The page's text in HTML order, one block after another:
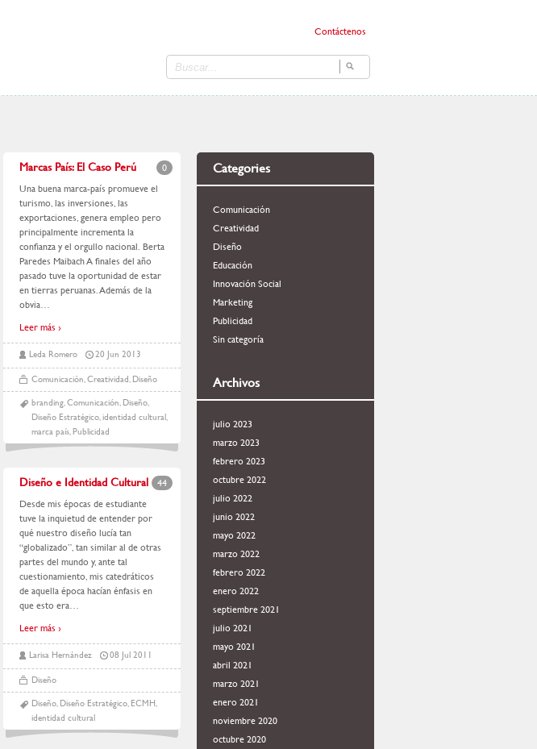
Contáctenos
Categories
Comunicación
Creatividad
Diseño
Educación
Innovación Social
Marketing
Publicidad
Sin categoría
Archivos
julio 2023
marzo 2023
febrero 2023
octubre 2022
julio 2022
junio 2022
mayo 2022
marzo 2022
febrero 2022
enero 2022
septiembre 2021
julio 2021
mayo 2021
abril 2021
marzo 2021
enero 2021
noviembre 2020
octubre 2020
Marcas País: El Caso Perú
0
Una buena marca-país promueve el
turismo, las inversiones, las
exportaciones, genera empleo pero
principalmente incrementa la
confianza y el orgullo nacional. Berta
Paredes Maibach A finales del año
pasado tuve la oportunidad de estar
en tierras peruanas. Además de la
obvia…
Leer más ›
Leda Romero 20 Jun 2013
Comunicación,Creatividad, Diseño
branding,Comunicación, Diseño,
Diseño Estratégico,identidad cultural,
marca país,Publicidad
Diseño e Identidad Cultural
44
Desde mis épocas de estudiante
tuve la inquietud de entender por
qué nuestro diseño lucía tan
“globalizado”, tan similar al de otras
partes del mundo y, ante tal
cuestionamiento, mis catedráticos
de aquella época hacían énfasis en
que esto era…
Leer más ›
Larisa Hernández 08 Jul 2011
Diseño
Diseño, Diseño Estratégico, ECMH,
identidad cultural